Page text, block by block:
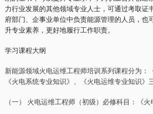
力行业发展的其他领域专业人士，可通过考取证
府部门、企事业单位中负责能源管理的人员，也
升专业素养，更好地履行工作职责。
学习课程大纲
新能源领域火电运维工程师培训系列课程分为：
《火电系统专业知识》、《火电运维专业知识》
（一） 火电运维工程师（初级）必修科目：《火